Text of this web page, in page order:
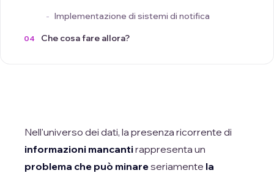
Implementazione di sistemi di notifica
Che cosa fare allora?
Nell'universo dei dati, la presenza ricorrente di
informazioni mancantirappresenta un
problema che può minareseriamente la